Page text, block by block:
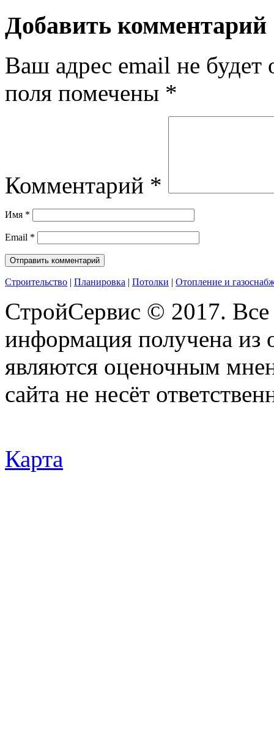
Добавить комментарий
Ваш адрес email не будет
поля помечены *
Комментарий *
Имя *
Email *
Строительство | Планировка | Потолки | Отопление и
СтройСервис © 2017.
информация получена из
являются оценочным
сайта не несёт
Карта